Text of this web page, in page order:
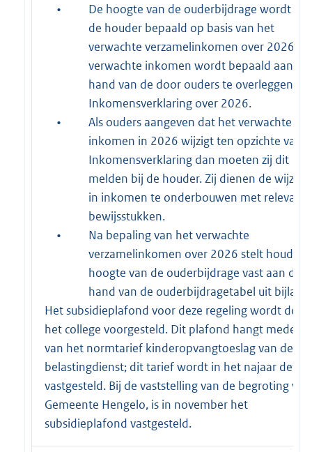
•
De hoogte van de ouderbijdrage wordt
de houder bepaald op basis van het
verwachte verzamelinkomen over 2026.
verwachte inkomen wordt bepaald aan de
hand van de door ouders te overleggen
Inkomensverklaring over 2026.
•
Als ouders aangeven dat het verwachte
inkomen in 2026 wijzigt ten opzichte van
Inkomensverklaring dan moeten zij dit
melden bij de houder. Zij dienen de
in inkomen te onderbouwen met relevante
bewijsstukken.
•
Na bepaling van het verwachte
verzamelinkomen over 2026 stelt houder
hoogte van de ouderbijdrage vast aan de
hand van de ouderbijdragetabel uit bijlage
Het subsidieplafond voor deze regeling wordt door
het college voorgesteld. Dit plafond hangt mede af
van het normtarief kinderopvangtoeslag van de
belastingdienst; dit tarief wordt in het najaar
vastgesteld. Bij de vaststelling van de begroting
Gemeente Hengelo, is in november het
subsidieplafond vastgesteld.